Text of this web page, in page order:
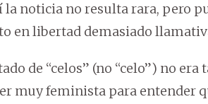
noticia no resulta rara, pero
en libertad demasiado
de “celos” (no “celo”) no era
muy feminista para entender